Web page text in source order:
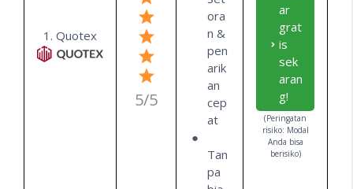
1. Quotex
5/5
ora
n &
pen
arik
an
cep
at
Tan
pa
ar
grat
is
sek
aran
g!
(Peringatan
risiko: Modal
Anda bisa
berisiko)